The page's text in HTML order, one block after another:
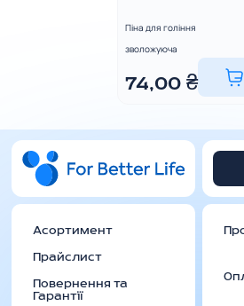
Піна для гоління
зволожуюча
74,00 ₴
Асортимент
Прайслист
Повернення та
Гарантії